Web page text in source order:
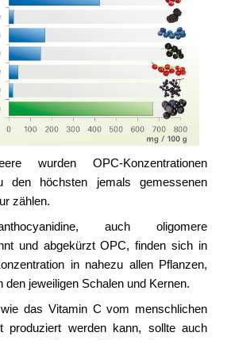
wurden OPC-Konzentrationen
den höchsten jemals gemessenen
zählen.
auch oligomere
und abgekürzt OPC, finden sich in
in nahezu allen Pflanzen,
den jeweiligen Schalen und Kernen.
das Vitamin C vom menschlichen
produziert werden kann, sollte auch